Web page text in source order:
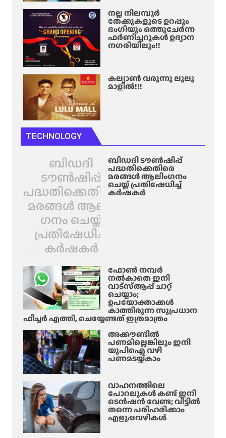
നല്ല നിലമ്പൂർ
തേക്കുകളുടെ ഉറപ്പും
ഭംഗിയും ഒത്തുചേർന്ന
ഫർണിച്ചറുകൾ ഉദ്യാന
നഗരിയിലും!!
കല്യാൺ വരുന്നു ലുലു
മാളിൽ!!!
TECHNOLOGY
ബിഡദി
ടൗൺഷിപ്പ്
പദ്ധതിക്കെതിരെ
മരങ്ങൾ ആലിം​
ഗനം ചെയ്ത്
പ്രതിഷേധിച്ച്
കർഷകർ
ബിഡദി ടൗൺഷിപ്പ്
പദ്ധതിക്കെതിരെ
മരങ്ങൾ ആലിം​ഗനം
ചെയ്ത് പ്രതിഷേധിച്ച്
കർഷകർ
ഫോൺ നമ്പർ
നൽകാതെ ഇനി
വാട്‌സ്ആപ്പ് ചാറ്റ്
ചെയ്യാം;
ഉപയോക്താക്കൾ
കാത്തിരുന്ന സുപ്രധാന
ഫീച്ചർ എത്തി, ചെയ്യേണ്ടത് ഇത്രമാത്രം
അക്കൗണ്ടിൽ
പണമില്ലെങ്കിലും ഇനി
യുപിഐ വഴി
പണമടയ്ക്കാം
വാഹനത്തിലെ
പോറലുകൾ കണ്ട് ഇനി
ടെൻഷൻ വേണ്ട; വീട്ടിൽ
തന്നെ പരിഹരിക്കാം
എളുപ്പവഴികൾ